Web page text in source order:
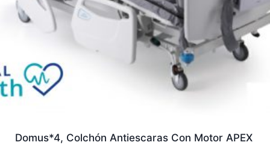
Domus*4, Colchón Antiescaras Con Motor APEX